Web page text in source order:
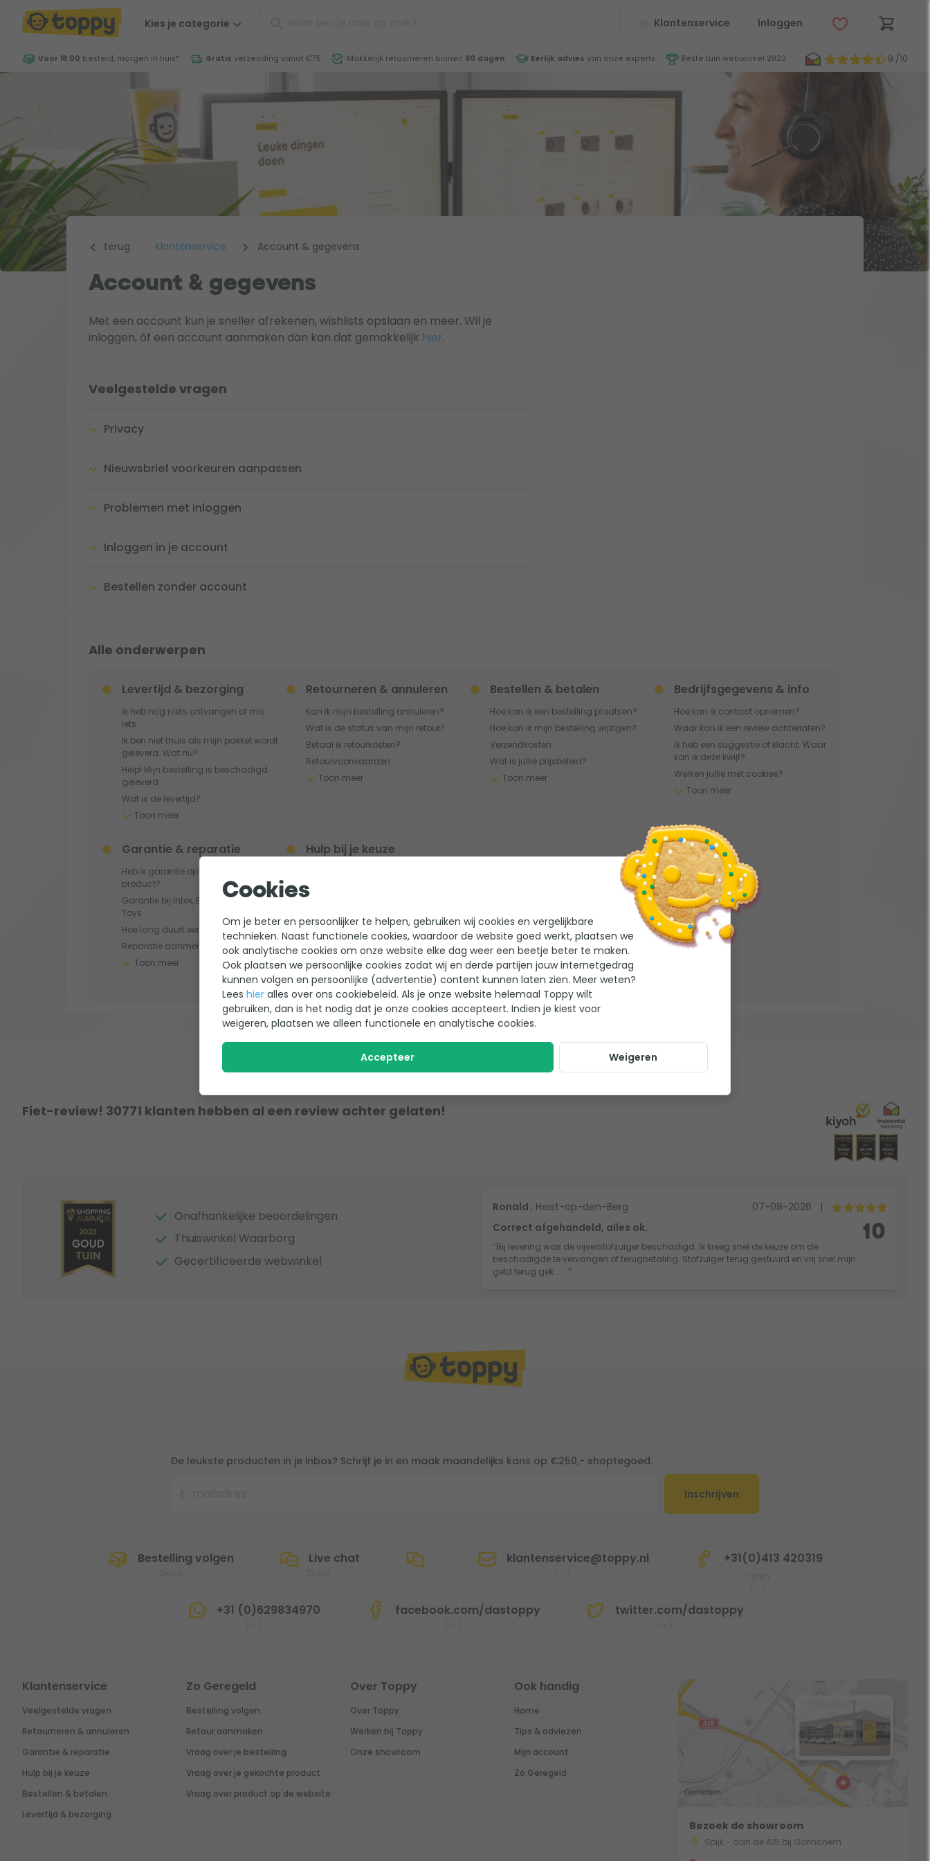
Kies je categorie Klantenservice Inloggen
Voor 18:00 besteld, morgen in huis* Gratis verzending vanaf €75 Makkelijk retourneren binnen 90 dagen Eerlijk advies van onze experts Beste tuin webwinkel 2023 9 /10
terug Klantenservice Account & gegevens
Account & gegevens
Met een account kun je sneller afrekenen, wishlists opslaan en meer. Wil je
inloggen, óf een account aanmaken dan kan dat gemakkelijk hier.
Veelgestelde vragen
Privacy
Nieuwsbrief voorkeuren aanpassen
Problemen met inloggen
Inloggen in je account
Bestellen zonder account
Alle onderwerpen
Levertijd & bezorging
Ik heb nog niets ontvangen of mis
iets
Ik ben niet thuis als mijn pakket wordt
geleverd. Wat nu?
Help! Mijn bestelling is beschadigd
geleverd
Wat is de levertijd?
Toon meer
Retourneren & annuleren
Kan ik mijn bestelling annuleren?
Wat is de status van mijn retour?
Betaal ik retourkosten?
Retourvoorwaarden
Toon meer
Bestellen & betalen
Hoe kan ik een bestelling plaatsen?
Hoe kan ik mijn bestelling wijzigen?
Verzendkosten
Wat is jullie prijsbeleid?
Toon meer
Bedrijfsgegevens & info
Hoe kan ik contact opnemen?
Waar kan ik een review achterlaten?
Ik heb een suggestie of klacht. Waar
kan ik deze kwijt?
Werken jullie met cookies?
Toon meer
Garantie & reparatie
Heb ik garantie op een Tweedekans
product?
Garantie bij Intex, Bestway & EXIT
Toys
Hoe lang duurt een reparatie?
Reparatie aanmelden
Toon meer
Hulp bij je keuze
Kunnen jullie me adviseren?
Ik heb een vraag over een gekocht
Kan ik een offerte(gesprek)
aanvragen?
Ik heb een vraag over een product op
de website
Fiet-review! 30771 klanten hebben al een review achter gelaten!
Onafhankelijke beoordelingen
Thuiswinkel Waarborg
Gecertificeerde webwinkel
Ronald , Heist-op-den-Berg 07-08-2026
|
Correct afgehandeld, alles ok.
“Bij levering was de vijverstofzuiger beschadigd. Ik kreeg snel de keuze om de
beschadigde te vervangen of terugbetaling. Stofzuiger terug gestuurd en vrij snel mijn
geld terug gek . . . ”
10
De leukste producten in je inbox? Schrijf je in en maak maandelijks kans op €250,- shoptegoed.
Inschrijven
Bestelling volgen Live chat klantenservice@toppy.nl +31(0)413 420319
+31 (0)629834970 facebook.com/dastoppy twitter.com/dastoppy
Klantenservice
Veelgestelde vragen
Retourneren & annuleren
Garantie & reparatie
Hulp bij je keuze
Bestellen & betalen
Levertijd & bezorging
Zo Geregeld
Bestelling volgen
Retour aanmaken
Vraag over je bestelling
Vraag over je gekochte product
Vraag over product op de website
Over Toppy
Over Toppy
Werken bij Toppy
Onze showroom
Ook handig
Home
Tips & adviezen
Mijn account
Zo Geregeld
Bezoek de showroom
Spijk - aan de A15 bij Gorinchem
Cookies
Om je beter en persoonlijker te helpen, gebruiken wij cookies en vergelijkbare
technieken. Naast functionele cookies, waardoor de website goed werkt, plaatsen we
ook analytische cookies om onze website elke dag weer een beetje beter te maken.
Ook plaatsen we persoonlijke cookies zodat wij en derde partijen jouw internetgedrag
kunnen volgen en persoonlijke (advertentie) content kunnen laten zien. Meer weten?
Lees hier alles over ons cookiebeleid. Als je onze website helemaal Toppy wilt
gebruiken, dan is het nodig dat je onze cookies accepteert. Indien je kiest voor
weigeren, plaatsen we alleen functionele en analytische cookies.
Accepteer Weigeren